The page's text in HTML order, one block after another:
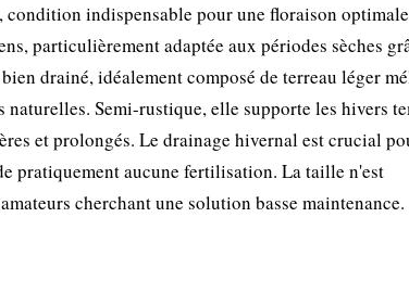
indispensable pour une floraison
particulièrement adaptée aux périodes sèches
drainé, idéalement composé de terreau léger
Semi-rustique, elle supporte les hivers
et prolongés. Le drainage hivernal est crucial
pratiquement aucune fertilisation. La taille n'est
cherchant une solution basse maintenance.